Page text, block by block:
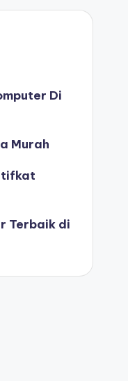
Di
Murah
Terbaik di